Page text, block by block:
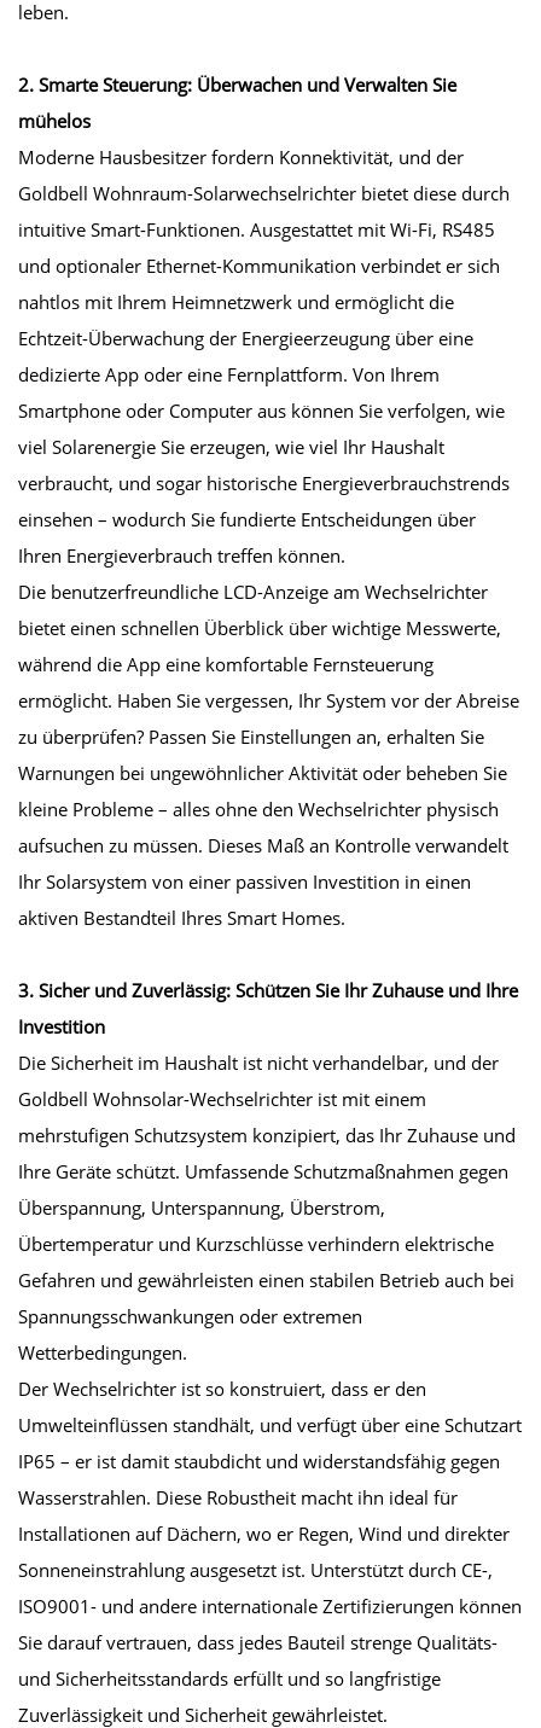
leben.
2. Smarte Steuerung: Überwachen und Verwalten Sie
mühelos
Moderne Hausbesitzer fordern Konnektivität, und der
Goldbell Wohnraum-Solarwechselrichter bietet diese durch
intuitive Smart-Funktionen. Ausgestattet mit Wi-Fi, RS485
und optionaler Ethernet-Kommunikation verbindet er sich
nahtlos mit Ihrem Heimnetzwerk und ermöglicht die
Echtzeit-Überwachung der Energieerzeugung über eine
dedizierte App oder eine Fernplattform. Von Ihrem
Smartphone oder Computer aus können Sie verfolgen, wie
viel Solarenergie Sie erzeugen, wie viel Ihr Haushalt
verbraucht, und sogar historische Energieverbrauchstrends
einsehen – wodurch Sie fundierte Entscheidungen über
Ihren Energieverbrauch treffen können.
Die benutzerfreundliche LCD-Anzeige am Wechselrichter
bietet einen schnellen Überblick über wichtige Messwerte,
während die App eine komfortable Fernsteuerung
ermöglicht. Haben Sie vergessen, Ihr System vor der Abreise
zu überprüfen? Passen Sie Einstellungen an, erhalten Sie
Warnungen bei ungewöhnlicher Aktivität oder beheben Sie
kleine Probleme – alles ohne den Wechselrichter physisch
aufsuchen zu müssen. Dieses Maß an Kontrolle verwandelt
Ihr Solarsystem von einer passiven Investition in einen
aktiven Bestandteil Ihres Smart Homes.
3. Sicher und Zuverlässig: Schützen Sie Ihr Zuhause und Ihre
Investition
Die Sicherheit im Haushalt ist nicht verhandelbar, und der
Goldbell Wohnsolar-Wechselrichter ist mit einem
mehrstufigen Schutzsystem konzipiert, das Ihr Zuhause und
Ihre Geräte schützt. Umfassende Schutzmaßnahmen gegen
Überspannung, Unterspannung, Überstrom,
Übertemperatur und Kurzschlüsse verhindern elektrische
Gefahren und gewährleisten einen stabilen Betrieb auch bei
Spannungsschwankungen oder extremen
Wetterbedingungen.
Der Wechselrichter ist so konstruiert, dass er den
Umwelteinflüssen standhält, und verfügt über eine Schutzart
IP65 – er ist damit staubdicht und widerstandsfähig gegen
Wasserstrahlen. Diese Robustheit macht ihn ideal für
Installationen auf Dächern, wo er Regen, Wind und direkter
Sonneneinstrahlung ausgesetzt ist. Unterstützt durch CE-,
ISO9001- und andere internationale Zertifizierungen können
Sie darauf vertrauen, dass jedes Bauteil strenge Qualitäts-
und Sicherheitsstandards erfüllt und so langfristige
Zuverlässigkeit und Sicherheit gewährleistet.